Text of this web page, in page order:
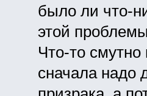
было ли что-
этой
Что-то смутно
сначала надо